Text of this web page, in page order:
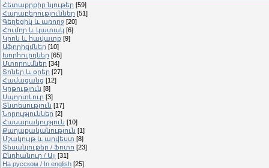
Հետաքրքիր նյութեր [59]
Հարաբերություններ [51]
Գեղեցիկ և առողջ [20]
Հումոր և կատակ [6]
Կրոն և հավատք [9]
Աֆորիզմներ [10]
Խորհուրդներ [65]
Մտորումներ [34]
Տոներ և օրեր [27]
Համացանց [12]
Կրթություն [8]
ՍպորտԼուր [3]
Տնտեսություն [17]
Նորություններ [2]
Հասարակություն [10]
Քաղաքականություն [1]
Մշակույթ և արվեստ [8]
Տեսանյութեր / Ֆոտո [23]
Ընդհանուր / Այլ [31]
На русском / In english [25]